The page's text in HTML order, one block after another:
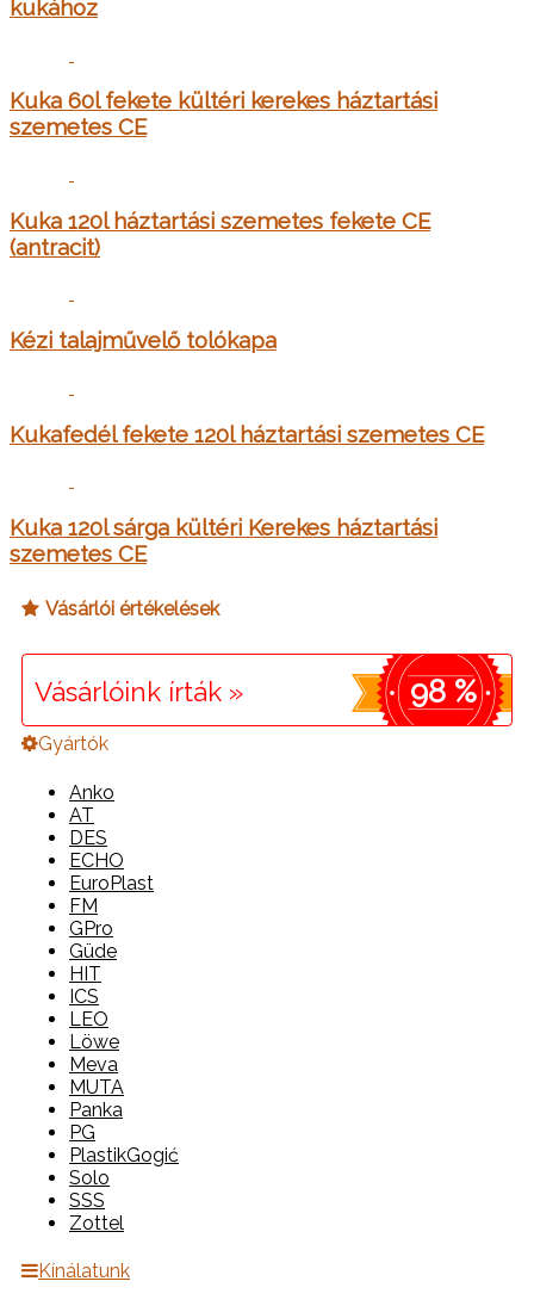
kukához
Kuka 60l fekete kültéri kerekes háztartási
szemetes CE
Kuka 120l háztartási szemetes fekete CE
(antracit)
Kézi talajművelő tolókapa
Kukafedél fekete 120l háztartási szemetes CE
Kuka 120l sárga kültéri Kerekes háztartási
szemetes CE
Vásárlói értékelések
Vásárlóink írták » 98 %
Gyártók
Anko
AT
DES
ECHO
EuroPlast
FM
GPro
Güde
HIT
ICS
LEO
Löwe
Meva
MUTA
Panka
PG
PlastikGogić
Solo
SSS
Zottel
Kínálatunk